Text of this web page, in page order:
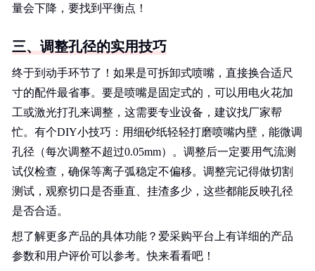
量会下降，要找到平衡点！
三、调整孔径的实用技巧
终于到动手环节了！如果是可拆卸式喷嘴，直接换合适尺
寸的配件最省事。要是喷嘴是固定式的，可以用电火花加
工或激光打孔来调整，这需要专业设备，建议找厂家帮
忙。有个DIY小技巧：用细砂纸轻轻打磨喷嘴内壁，能微调
孔径（每次调整不超过0.05mm）。调整后一定要用气流测
试仪检查，确保等离子弧稳定不偏移。调整完记得做切割
测试，观察切口是否垂直、挂渣多少，这些都能反映孔径
是否合适。
想了解更多产品的具体功能？爱采购平台上有详细的产品
参数和用户评价可以参考。快来看看吧！